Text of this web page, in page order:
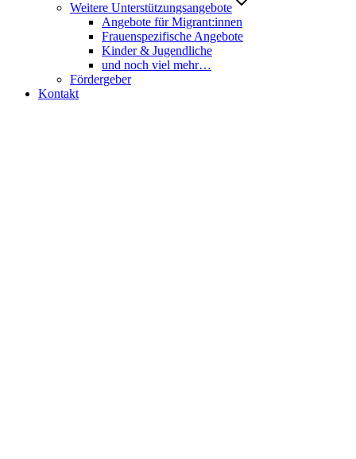
Weitere Unterstützungsangebote
Angebote für Migrant:innen
Frauenspezifische Angebote
Kinder & Jugendliche
und noch viel mehr…
Fördergeber
Kontakt